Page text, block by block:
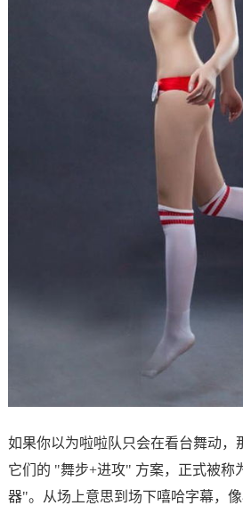
如果你以为啦啦队只会在看台舞动，
它们的 "舞步+进攻" 方案，正式被称
器"。从场上意思到场下嘻哈字幕，